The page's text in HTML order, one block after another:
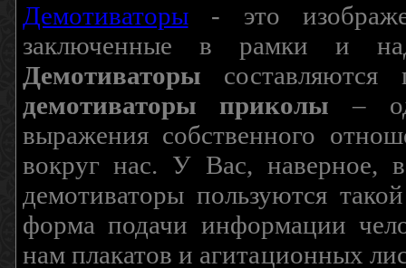
Демотиваторы- это
заключенные в рамки и
Демотиваторы составляются
демотиваторы приколы –
выражения собственного
вокруг нас. У Вас, наверное,
демотиваторы пользуются
форма подачи информации
нам плакатов и агитационных